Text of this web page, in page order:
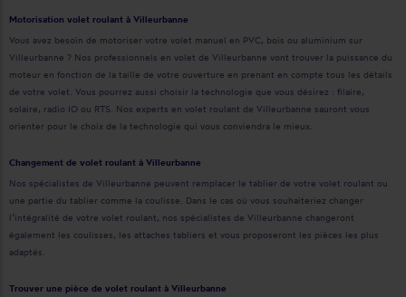
Motorisation volet roulant à Villeurbanne
Vous avez besoin de motoriser votre volet manuel en PVC, bois ou aluminium sur
Villeurbanne ? Nos professionnels en volet de Villeurbanne vont trouver la puissance du
moteur en fonction de la taille de votre ouverture en prenant en compte tous les détails
de votre volet. Vous pourrez aussi choisir la technologie que vous désirez : filaire,
solaire, radio IO ou RTS. Nos experts en volet roulant de Villeurbanne sauront vous
orienter pour le choix de la technologie qui vous conviendra le mieux.
Changement de volet roulant à Villeurbanne
Nos spécialistes de Villeurbanne peuvent remplacer le tablier de votre volet roulant ou
une partie du tablier comme la coulisse. Dans le cas où vous souhaiteriez changer
l’intégralité de votre volet roulant, nos spécialistes de Villeurbanne changeront
également les coulisses, les attaches tabliers et vous proposeront les pièces les plus
adaptés.
Trouver une pièce de volet roulant à Villeurbanne